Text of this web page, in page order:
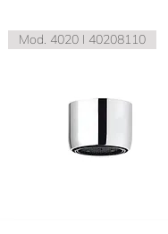
Mod. 4020 I 40208110